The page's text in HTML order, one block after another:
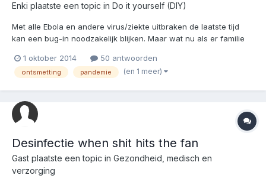
Enki plaatste een topic in Do it yourself (DIY)
Met alle Ebola en andere virus/ziekte uitbraken de laatste tijd
kan een bug-in noodzakelijk blijken. Maar wat nu als er familie
SHTF), hoe zorg je dat je/ze veilig naar binnen kunnen, zonder
je eventueel te besmetten? Is het genoeg om...
1 oktober 2014 50 antwoorden
ontsmetting pandemie (en 1 meer)
Desinfectie when shit hits the fan
Gast plaatste een topic in Gezondheid, medisch en
verzorging